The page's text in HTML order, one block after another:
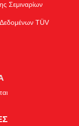
Σεμιναρίων
TÜV